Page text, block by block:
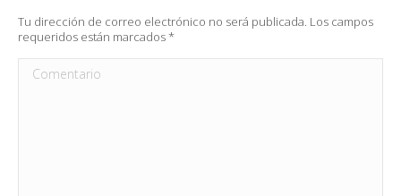
Tu dirección de correo electrónico no será publicada. Los campos
requeridos están marcados*
Comentario